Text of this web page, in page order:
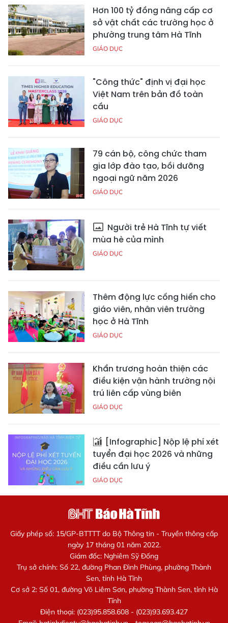
Hơn 100 tỷ đồng nâng cấp cơ
sở vật chất các trường học ở
phường trung tâm Hà Tĩnh
GIÁO DỤC
"Công thức" định vị đại học
Việt Nam trên bản đồ toàn
cầu
GIÁO DỤC
79 cán bộ, công chức tham
gia lớp đào tạo, bồi dưỡng
ngoại ngữ năm 2026
GIÁO DỤC
Người trẻ Hà Tĩnh tự viết
mùa hè của mình
GIÁO DỤC
Thêm động lực cống hiến cho
giáo viên, nhân viên trường
học ở Hà Tĩnh
GIÁO DỤC
Khẩn trương hoàn thiện các
điều kiện vận hành trường nội
trú liên cấp vùng biên
GIÁO DỤC
[Infographic] Nộp lệ phí xét
tuyển đại học 2026 và những
điều cần lưu ý
GIÁO DỤC
Giấy phép số: 15/GP-BTTTT do Bộ Thông tin - Truyền thông cấp
ngày 17 tháng 01 năm 2022.
Giám đốc: Nghiêm Sỹ Đống
Trụ sở chính: Số 22, đường Phan Đình Phùng, phường Thành
Sen, tỉnh Hà Tĩnh
Cơ sở 2: Số 01, đường Võ Liêm Sơn, phường Thành Sen, tỉnh Hà
Tĩnh
Điện thoại: (023)95.858.608 - (023)93.693.427